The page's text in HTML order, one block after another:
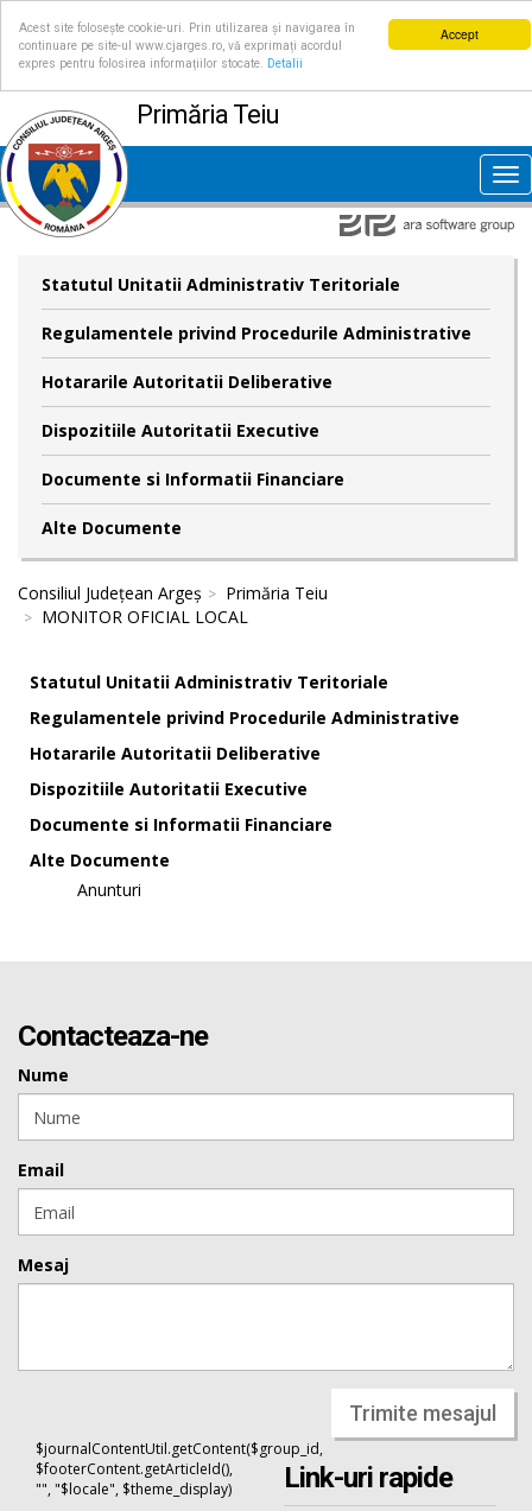
Accept
Acest site folosește cookie-uri. Prin utilizarea și navigarea în
continuare pe site-ul www.cjarges.ro, vă exprimați acordul
expres pentru folosirea informațiilor stocate.
Detalii
Primăria Teiu
Statutul Unitatii Administrativ Teritoriale
Regulamentele privind Procedurile Administrative
Hotararile Autoritatii Deliberative
Dispozitiile Autoritatii Executive
Documente si Informatii Financiare
Alte Documente
Consiliul Județean Argeș
Primăria Teiu
MONITOR OFICIAL LOCAL
Statutul Unitatii Administrativ Teritoriale
Regulamentele privind Procedurile Administrative
Hotararile Autoritatii Deliberative
Dispozitiile Autoritatii Executive
Documente si Informatii Financiare
Alte Documente
Anunturi
Contacteaza-ne
Nume
Email
Mesaj
Trimite mesajul
$journalContentUtil.getContent($group_id,
$footerContent.getArticleId(),
"", "$locale", $theme_display)
Link-uri rapide